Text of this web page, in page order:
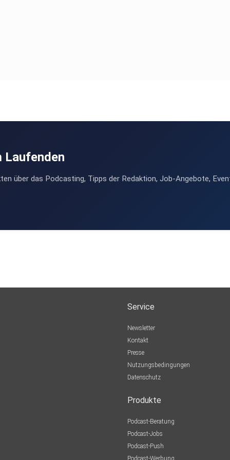
Laufenden
über das Podcasting, Tipps der Redaktion, Job-Angebote,
Service
Newsletter
Kontakt
Presse
Nutzungsbedingungen
Datenschutz
Produkte
Podcast-Beratung
Podcast-Jobs
Podcast-Push
Podcast-Werbung